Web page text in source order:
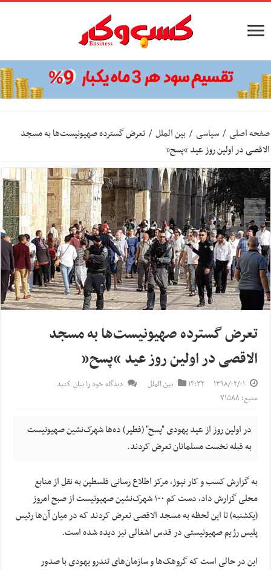
صفحه اصلی / سیاسی / بین الملل / تعرض گسترده صهیونیست‌ها به مسجد
الاقصی در اولین روز عید “پسح”
تعرض گسترده صهیونیست‌ها به مسجد
الاقصی در اولین روز عید “پسح”
۱۳۹۸/۰۲/۰۱ ۱۴:۳۲ بین الملل
دیدگاه خود را بیان کنید
منبع: ۷۱۵۸۸
در اولین روز از عید یهودی "پسح" (فطیر) ده‌ها شهرک‌نشین صهیونیست
به قبله نخست مسلمانان تعرض کردند.
به گزارش کسب و کار نیوز، مرکز اطلاع رسانی فلسطین به نقل از منابع
محلی گزارش داد، دست کم ۱۰۰ شهرک‌نشین صهیونیست از صبح امروز
(یکشنبه) تا این لحظه به مسجد الاقصی تعرض کردند که در میان آن‌ها رئیس
پلیس رژیم صهیونیستی در قدس اشغالی نیز دیده شده است.
این در حالی است که گروهک‌ها و سازمان‌های تندرو یهودی با صدور